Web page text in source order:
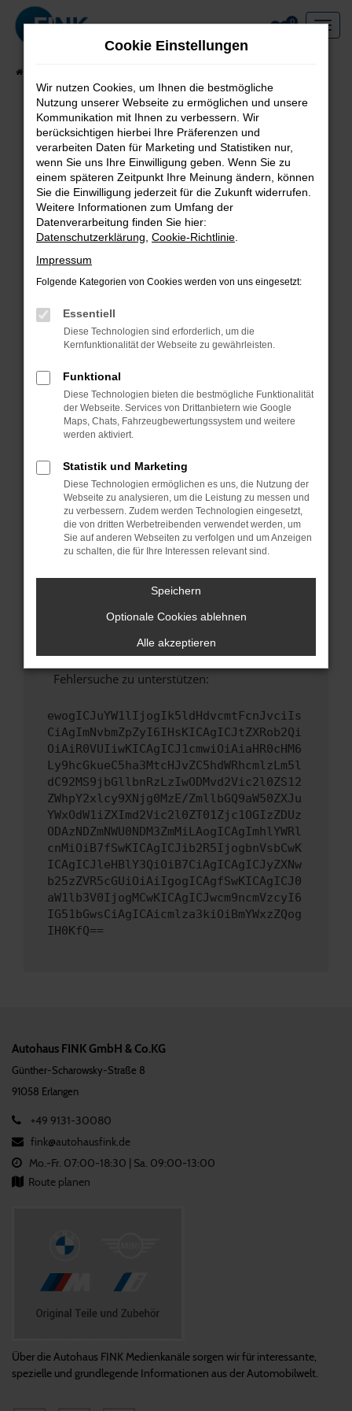
Zum
Hauptinhalt
0
Fehler: Network Error
Beim Laden ist ein Fehler aufgetreten.
Hier sind ein paar Tipps, die dir helfen können:
Überprüfe deine Firewall und deine
Internetverbindung.
Laden andere Webseiten, zum Beispiel deine
Manche Erweiterungen, wie Werbeblocker,
können das Laden bestimmter Seiten
verhindern. Funktioniert die Seite in einem
Fenster?
Starte dein Gerät neu.
Das kann manchmal helfen, vorübergehende
Probleme zu beheben.
Stelle sicher, dass dein Browser und dein
Betriebssystem auf dem neuesten Stand
sind.
Veraltete Software birgt nicht nur ein
Sicherheitsrisiko, sondern kann auch dazu
führen, dass bestimmte Funktionen nicht mehr
Wende dich an den Webseitenbetreiber.
Wenn du alle oben genannten Schritte versucht
hast, kontaktiere uns bitte. Wir werden
versuchen, das Problem zu beheben. Du kannst
uns diesen Text schicken, um uns bei der
Fehlersuche zu unterstützen:
ewogICJuYW1lIjogIk5ldHdvcmtFcnJvciIs
CiAgImNvbmZpZyI6IHsKICAgICJtZXRob2Qi
OiAiR0VUIiwKICAgICJ1cmwiOiAiaHR0cHM6
Ly9hcGkueC5ha3MtcHJvZC5hdWRhcmlzLm5l
dC92MS9jbGllbnRzLzIwODMvd2Vic2l0ZS12
ZWhpY2xlcy9XNjg0MzE/ZmllbGQ9aW50ZXJu
YWxOdW1iZXImd2Vic2l0ZT01Zjc1OGIzZDUz
ODAzNDZmNWU0NDM3ZmMiLAogICAgImhlYWRl
cnMiOiB7fSwKICAgICJib2R5IjogbnVsbCwK
ICAgICJleHBlY3QiOiB7CiAgICAgICJyZXNw
b25zZVR5cGUiOiAiIgogICAgfSwKICAgICJ0
aW1lb3V0IjogMCwKICAgICJwcm9ncmVzcyI6
IG51bGwsCiAgICAicmlza3kiOiBmYWxzZQog
IH0KfQ==
Autohaus FINK GmbH & Co.KG
Günther-Scharowsky-Straße 8
91058 Erlangen
+49 9131-30080
fink@­autohausfink.de
Mo.-Fr. 07:00-18:30 | Sa. 09:00-13:00
Route planen
Über die Autohaus FINK Medienkanäle sorgen wir für interessante,
spezielle und grundlegende Informationen aus der Automobilwelt.
Cookie Einstellungen
Wir nutzen Cookies, um Ihnen die bestmögliche
Nutzung unserer Webseite zu ermöglichen und unsere
Kommunikation mit Ihnen zu verbessern. Wir
berücksichtigen hierbei Ihre Präferenzen und
verarbeiten Daten für Marketing und Statistiken nur,
wenn Sie uns Ihre Einwilligung geben. Wenn Sie zu
einem späteren Zeitpunkt Ihre Meinung ändern, können
Sie die Einwilligung jederzeit für die Zukunft widerrufen.
Weitere Informationen zum Umfang der
Datenverarbeitung finden Sie hier:
Datenschutzerklärung Cookie-Richtlinie
Impressum
Folgende Kategorien von Cookies werden von uns eingesetzt:
Essentiell
Diese Technologien sind erforderlich, um die
Kernfunktionalität der Webseite zu gewährleisten.
Funktional
Diese Technologien bieten die bestmögliche Funktionalität
der Webseite. Services von Drittanbietern wie Google
Maps, Chats, Fahrzeugbewertungssystem und weitere
werden aktiviert.
Statistik und Marketing
Diese Technologien ermöglichen es uns, die Nutzung der
Webseite zu analysieren, um die Leistung zu messen und
zu verbessern. Zudem werden Technologien eingesetzt,
die von dritten Werbetreibenden verwendet werden, um
Sie auf anderen Webseiten zu verfolgen und um Anzeigen
zu schalten, die für Ihre Interessen relevant sind.
Speichern
Optionale Cookies ablehnen
Alle akzeptieren